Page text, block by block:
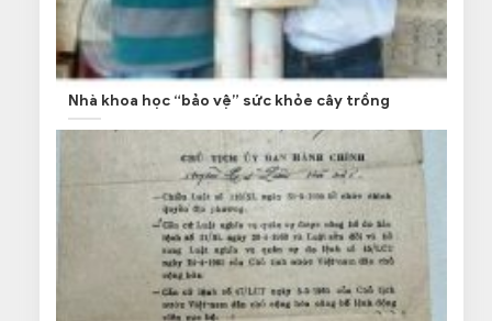
Nhà khoa học “bảo vệ” sức khỏe cây trồng